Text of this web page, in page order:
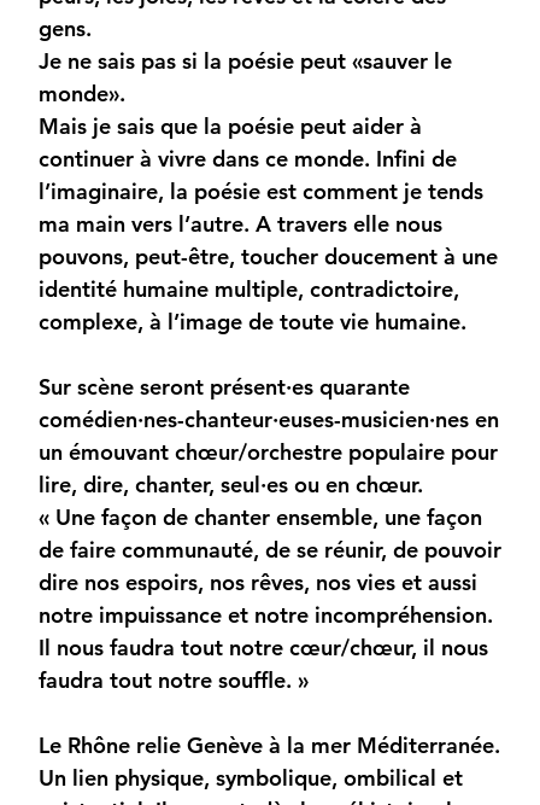
gens.
Je ne sais pas si la poésie peut «sauver le
monde».
Mais je sais que la poésie peut aider à
continuer à vivre dans ce monde. Infini de
l’imaginaire, la poésie est comment je tends
ma main vers l’autre. A travers elle nous
pouvons, peut-être, toucher doucement à une
identité humaine multiple, contradictoire,
complexe, à l’image de toute vie humaine.
Sur scène seront présent·es quarante
comédien·nes-chanteur·euses-musicien·nes en
un émouvant chœur/orchestre populaire pour
lire, dire, chanter, seul·es ou en chœur.
« Une façon de chanter ensemble, une façon
de faire communauté, de se réunir, de pouvoir
dire nos espoirs, nos rêves, nos vies et aussi
notre impuissance et notre incompréhension.
Il nous faudra tout notre cœur/chœur, il nous
faudra tout notre souffle. »
Le Rhône relie Genève à la mer Méditerranée.
Un lien physique, symbolique, ombilical et